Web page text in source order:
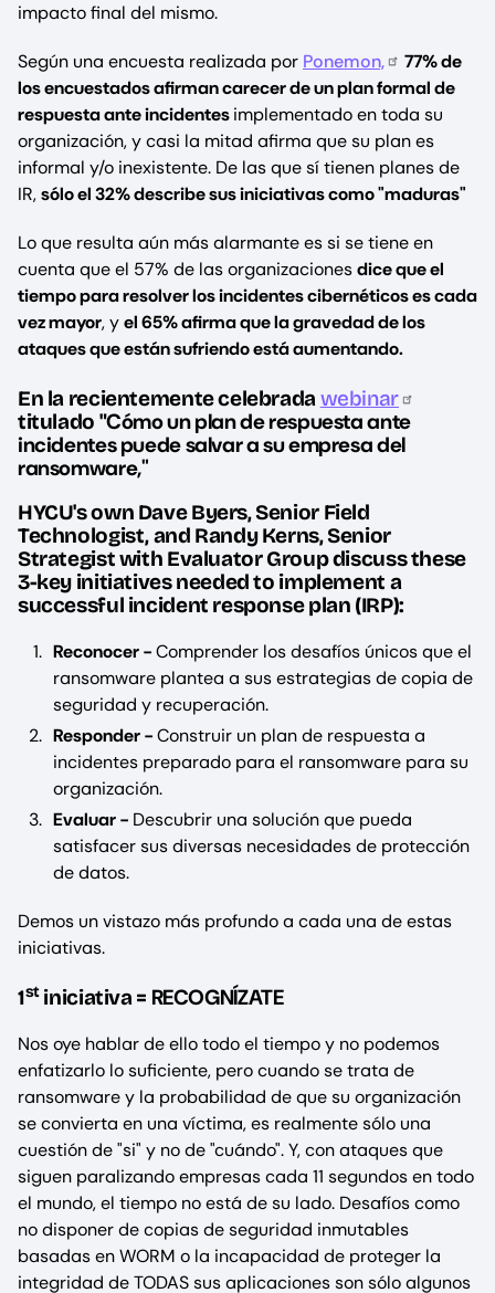
impacto final del mismo.
Según una encuesta realizada por Ponemon,
77% de
los encuestados afirman carecer de un plan formal de
respuesta ante incidentesimplementado en toda su
organización, y casi la mitad afirma que su plan es
informal y/o inexistente. De las que sí tienen planes de
IR,sólo el 32% describe sus iniciativas como "maduras"
Lo que resulta aún más alarmante es si se tiene en
cuenta que el 57% de las organizacionesdice que el
tiempo para resolver los incidentes cibernéticos es cada
vez mayor, yel 65% afirma que la gravedad de los
ataques que están sufriendo está aumentando.
En la recientemente celebradawebinar
titulado "Cómo un plan de respuesta ante
incidentes puede salvar a su empresa del
ransomware,"
‍HYCU's own Dave Byers, Senior Field
Technologist, and Randy Kerns, Senior
Strategist with Evaluator Group discuss these
3-key initiatives needed to implement a
successful incident response plan (IRP):
Reconocer -Comprender los desafíos únicos que el
ransomware plantea a sus estrategias de copia de
seguridad y recuperación.
Responder -Construir un plan de respuesta a
incidentes preparado para el ransomware para su
organización.
Evaluar - Descubrir una solución que pueda
satisfacer sus diversas necesidades de protección
de datos.
Demos un vistazo más profundo a cada una de estas
iniciativas.
1stiniciativa = RECOGNÍZATE
Nos oye hablar de ello todo el tiempo y no podemos
enfatizarlo lo suficiente, pero cuando se trata de
ransomware y la probabilidad de que su organización
se convierta en una víctima, es realmente sólo una
cuestión de "si" y no de "cuándo". Y, con ataques que
siguen paralizando empresas cada 11 segundos en todo
el mundo, el tiempo no está de su lado. Desafíos como
no disponer de copias de seguridad inmutables
basadas en WORM o la incapacidad de proteger la
integridad de TODAS sus aplicaciones son sólo algunos